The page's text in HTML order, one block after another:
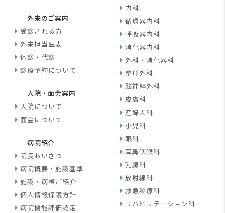
外来のご案内
受診される方
外来担当医表
休診・代診
診療予約について
入院・面会案内
入院について
面会について
病院紹介
院長あいさつ
病院概要・施設基準
施設・病棟ご紹介
個人情報保護方針
病院機能評価認定
内科
循環器内科
呼吸器内科
消化器内科
外科・消化器科
整形外科
脳神経外科
皮膚科
産婦人科
小児科
眼科
耳鼻咽喉科
乳腺科
放射線科
救急診療科
リハビリテーション科